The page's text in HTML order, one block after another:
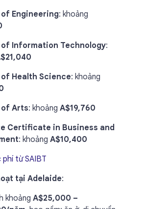
of Engineering: khoảng
of Information Technology:
of Health Science: khoảng
of Arts: khoảng A$19,760
Certificate in Business and
: khoảng A$10,400
từ SAIBT
tại Adelaide:
khoảng A$25,000 –